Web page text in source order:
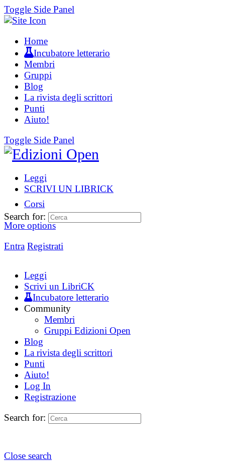
Toggle Side Panel
Home
Incubatore letterario
Membri
Gruppi
Blog
La rivista degli scrittori
Punti
Aiuto!
Toggle Side Panel
Leggi
SCRIVI UN LIBRICK
Corsi
More options
Entra Registrati
Search for:
Leggi
Scrivi un LibriCK
Incubatore letterario
Community
Membri
Gruppi Edizioni Open
Blog
La rivista degli scrittori
Punti
Aiuto!
Log In
Registrazione
Search for:
Close search